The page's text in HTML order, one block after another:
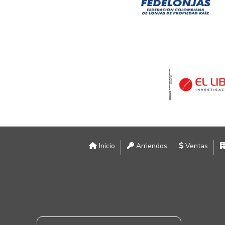
Inicio Arriendos Ventas